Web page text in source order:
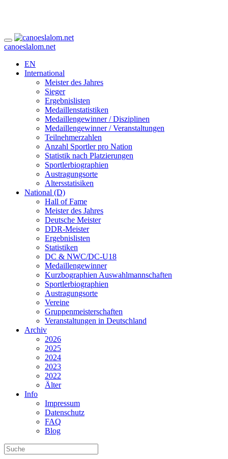
canoeslalom.net
EN
International
Meister des Jahres
Sieger
Ergebnislisten
Medaillenstatistiken
Medaillengewinner / Disziplinen
Medaillengewinner / Veranstaltungen
Teilnehmerzahlen
Anzahl Sportler pro Nation
Statistik nach Platzierungen
Sportlerbiographien
Austragungsorte
Altersstatisiken
National (D)
Hall of Fame
Meister des Jahres
Deutsche Meister
DDR-Meister
Ergebnislisten
Statistiken
DC & NWC/DC-U18
Medaillengewinner
Kurzbographien Auswahlmannschaften
Sportlerbiographien
Austragungsorte
Vereine
Gruppenmeisterschaften
Veranstaltungen in Deutschland
Archiv
2026
2025
2024
2023
2022
Älter
Info
Impressum
Datenschutz
FAQ
Blog